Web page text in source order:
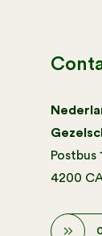
Postbus
4200